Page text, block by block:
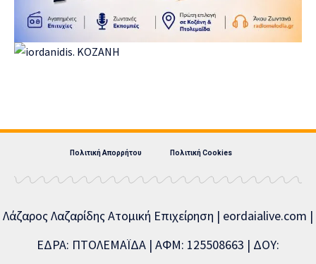
Πολιτική Απορρήτου Πολιτική Cookies
Λάζαρος Λαζαρίδης Ατομική Επιχείρηση | eordaialive.com |
ΕΔΡΑ: ΠΤΟΛΕΜΑΪΔΑ | ΑΦΜ: 125508663 | ΔΟΥ: